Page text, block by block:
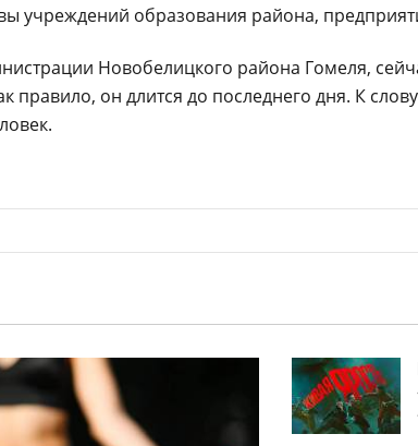
учреждений образования района,
Новобелицкого района Гомеля,
правило, он длится до последнего дня. К